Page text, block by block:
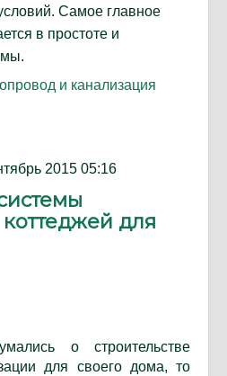
Самое главное
в простоте и
и канализация
2015 05:16
для
о строительстве
для своего дома, то